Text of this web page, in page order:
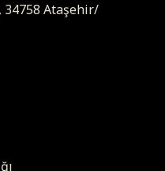
34758 Ataşehir/